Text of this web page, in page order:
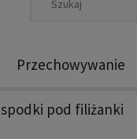
Przechowywanie
spodki pod filiżanki